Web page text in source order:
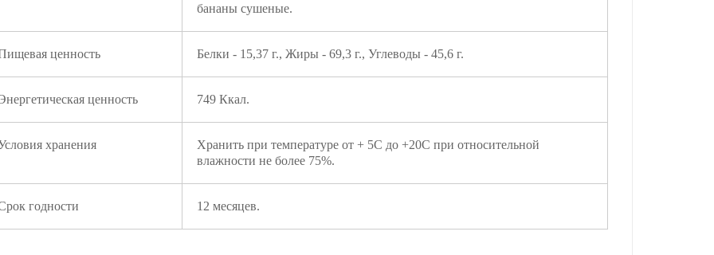
бананы сушеные.
ценность Белки - 15,37 г., Жиры - 69,3 г., Углеводы - 45,6 г.
ценность 749 Ккал.
хранения
Хранить при температуре от + 5С до +20С при относительной
влажности не более 75%.
годности 12 месяцев.